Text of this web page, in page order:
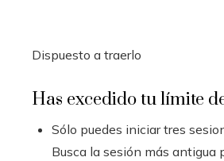
Dispuesto a traerlo
Has excedido tu límite
Sólo puedes iniciar tres
Busca la sesión más antigua